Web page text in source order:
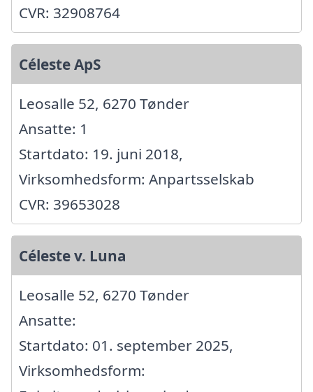
CVR: 32908764
Céleste ApS
Leosalle 52, 6270 Tønder
Ansatte: 1
Startdato: 19. juni 2018,
Virksomhedsform: Anpartsselskab
CVR: 39653028
Céleste v. Luna
Leosalle 52, 6270 Tønder
Ansatte:
Startdato: 01. september 2025,
Virksomhedsform: